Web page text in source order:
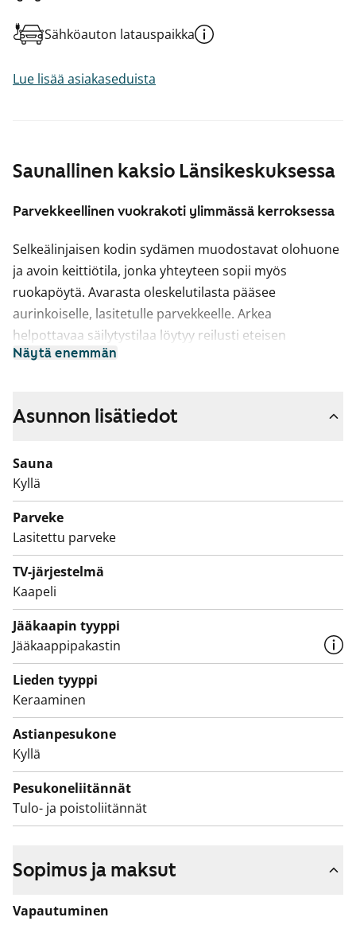
Saunallinen kaksio Länsikeskuksessa
Parvekkeellinen vuokrakoti ylimmässä kerroksessa
Selkeälinjaisen kodin sydämen muodostavat olohuone
ja avoin keittiötila, jonka yhteyteen sopii myös
ruokapöytä. Avarasta oleskelutilasta pääsee
aurinkoiselle, lasitetulle parvekkeelle. Arkea
helpottavaa säilytystilaa löytyy reilusti eteisen
vaatehuoneesta. Mukavan paikan rentoutumiselle
Asunnon seinät on maalattu pääosin valkoisiksi,
komerot ovat valkoiset. Lattia on tammilaminaattia.
Keittiön kaapistot ovat valkoiset ja laminaattityötaso
on vaalean tammen sävyinen. Ylä- ja alakaappien
välinen tila on laatoitettu valkoisilla laatoilla.
Keittiön varusteena on liesi, liesikupu,
jääkaappipakastin, astianpesukone ja varaus
mikroaaltouunille. Kodinkoneet ovat valkoisia.
Kokonaan laatoitetun kylpyhuoneen seinät ovat
valkoiset ja lattia tumman harmaa. Pyykinpesukoneelle
on tilavaraus.
Asunto ja koko talo pihoineen ovat savuttomia.
Tulehan kurkkaamaan, miltä tämä vuokrakoti tuntuu
paikan päällä.
Näytä enemmän
Sähköauton latauspaikka
Lue lisää asiakaseduista
Asunnon lisätiedot
Sauna
Kyllä
Parveke
Lasitettu parveke
TV-järjestelmä
Kaapeli
Jääkaapin tyyppi
Jääkaappipakastin
Lieden tyyppi
Keraaminen
Astianpesukone
Kyllä
Pesukoneliitännät
Tulo- ja poistoliitännät
Sopimus ja maksut
Vapautuminen